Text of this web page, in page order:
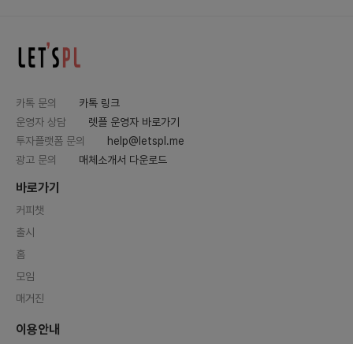
카톡 문의
카톡 링크
운영자 상담
렛플 운영자 바로가기
투자플랫폼 문의
help@letspl.me
광고 문의
매체소개서 다운로드
바로가기
커피챗
출시
홈
모임
매거진
이용안내